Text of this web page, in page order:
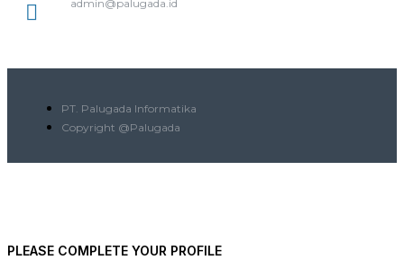
admin@palugada.id
PT. Palugada Informatika
Copyright @Palugada
PLEASE COMPLETE YOUR PROFILE